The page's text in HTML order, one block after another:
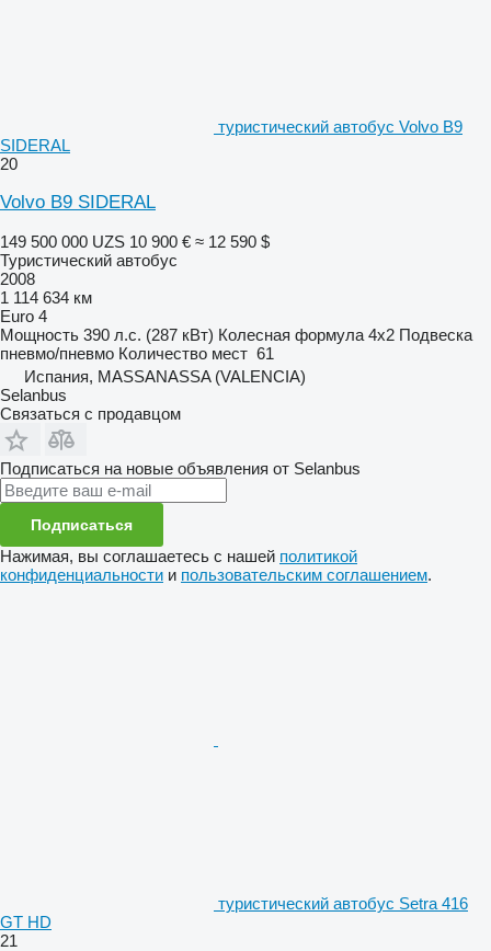
туристический автобус Volvo B9
SIDERAL
20
Volvo B9 SIDERAL
149 500 000 UZS 10 900 € ≈ 12 590 $
Туристический автобус
2008
1 114 634 км
Euro 4
Мощность 390 л.с. (287 кВт) Колесная формула 4x2 Подвеска
пневмо/пневмо Количество мест 61
Испания, MASSANASSA (VALENCIA)
Selanbus
Связаться с продавцом
Подписаться на новые объявления от Selanbus
Подписаться
Нажимая, вы соглашаетесь с нашей политикой
конфиденциальности и пользовательским соглашением.
туристический автобус Setra 416
GT HD
21